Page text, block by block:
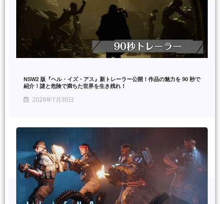
NSW2 版『ヘル・イズ・アス』新トレーラー公開！作品の魅力を 90 秒で
紹介！謎と危険で満ちた世界を生き残れ！
2026年7月30日